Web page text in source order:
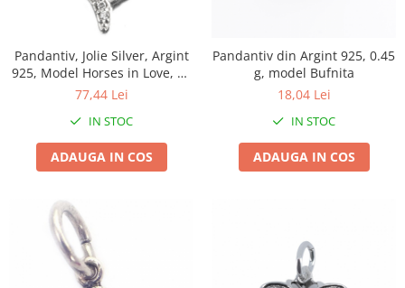
Biciclete, trotinete, triciclete
Biciclete electrice
Triciclete
Motoburghie si accesorii
Accesorii motoburghie
Drujbe, fierastraie electrice
Drujbe pe benzina
Drujbe cu acumulator
Consumabile drujbe, fierastraie
Pandantiv, Jolie Silver, Argint
925, Model Horses in Love, 16
x 20 mm, 1.6 g
77,44 Lei
IN STOC
ADAUGA IN COS
Pandantiv din Argint 925, 0.45
g, model Bufnita
18,04 Lei
IN STOC
ADAUGA IN COS